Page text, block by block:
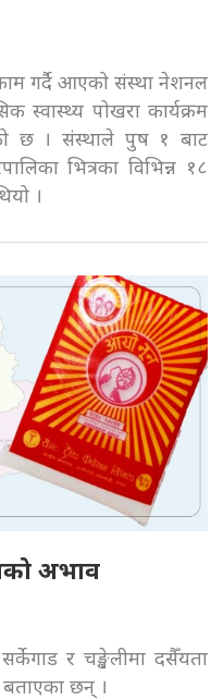
काम गर्दै आएको संस्था नेशनल
स्वास्थ्य पोखरा कार्यक्रम
छ । संस्थाले पुष १ बाट
भित्रका विभिन्न १८
।
अभाव
र चङ्खेलीमा दसैँयता
छन् ।